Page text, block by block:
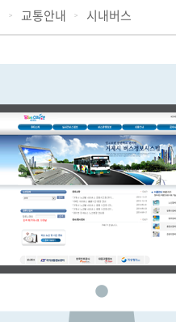
교통안내 시내버스